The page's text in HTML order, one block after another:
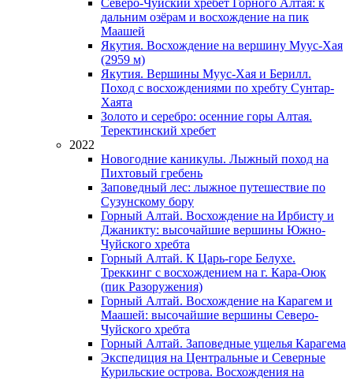
дальним озёрам и восхождение на пик
Маашей
Якутия. Восхождение на вершину Муус-Хая
(2959 м)
Якутия. Вершины Муус-Хая и Берилл.
Поход с восхождениями по хребту Сунтар-
Хаята
Золото и серебро: осенние горы Алтая.
Теректинский хребет
2022
Новогодние каникулы. Лыжный поход на
Пихтовый гребень
Заповедный лес: лыжное путешествие по
Сузунскому бору
Горный Алтай. Восхождение на Ирбисту и
Джаникту: высочайшие вершины Южно-
Чуйского хребта
Горный Алтай. К Царь-горе Белухе.
Треккинг с восхождением на г. Кара-Оюк
(пик Разоружения)
Горный Алтай. Восхождение на Карагем и
Маашей: высочайшие вершины Северо-
Чуйского хребта
Горный Алтай. Заповедные ущелья Карагема
Экспедиция на Центральные и Северные
Курильские острова. Восхождения на